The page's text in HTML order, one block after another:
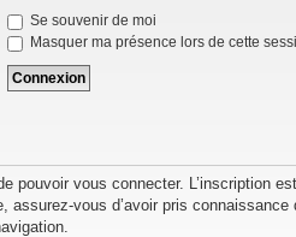
Se souvenir de moi
Masquer ma présence lors de cette
pouvoir vous connecter. L’inscription
assurez-vous d’avoir pris